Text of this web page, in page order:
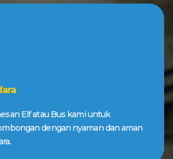
Elf atau Bus kami untuk
dengan nyaman dan aman